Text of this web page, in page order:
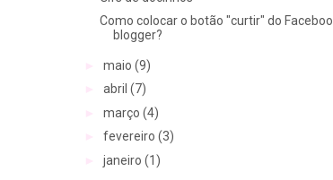
Como colocar o botão "curtir" do
blogger?
maio (9)
abril (7)
março (4)
fevereiro (3)
janeiro (1)